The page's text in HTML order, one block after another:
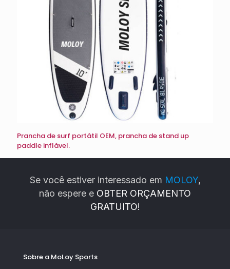
Prancha de surf portátil OEM, prancha de stand up
paddle inflável.
Se você estiver interessado em MOLOY,
não espere e OBTER ORÇAMENTO
GRATUITO!
Sobre a MoLoy Sports